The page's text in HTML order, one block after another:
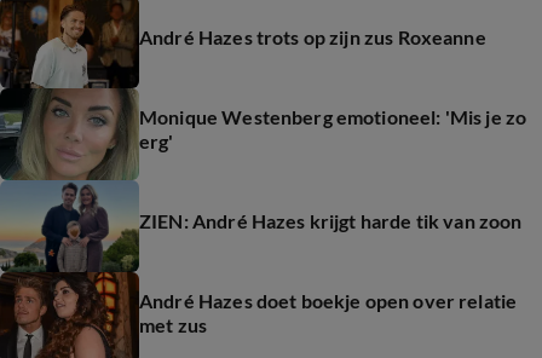
André Hazes trots op zijn zus Roxeanne
Monique Westenberg emotioneel: 'Mis je zo
erg'
ZIEN: André Hazes krijgt harde tik van zoon
André Hazes doet boekje open over relatie
met zus